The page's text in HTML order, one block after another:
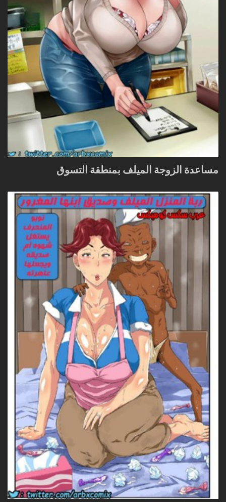
مساعدة الزوجة الميلف بمنطقة التسوق